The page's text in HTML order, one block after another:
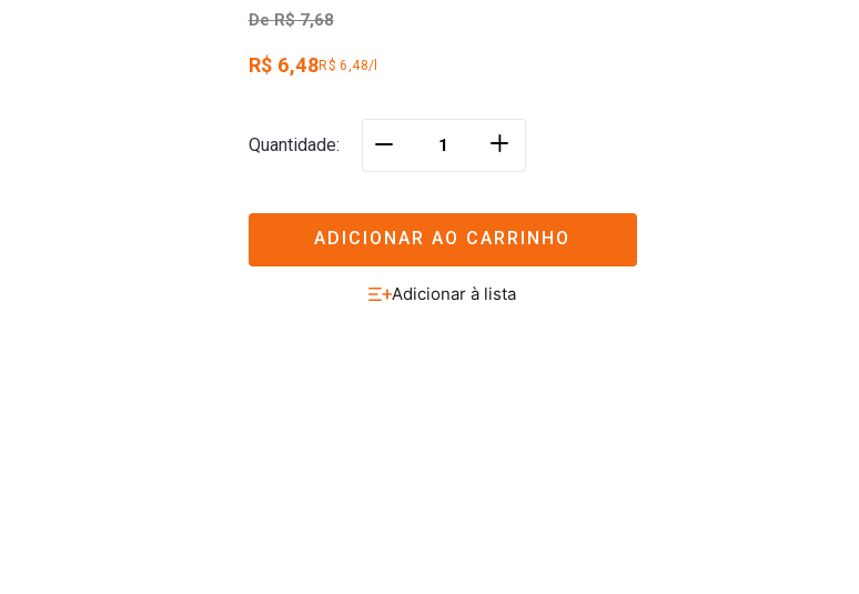
De R$ 7,68
R$ 6,48R$ 6,48/l
Quantidade ＋
ADICIONAR AO CARRINHO